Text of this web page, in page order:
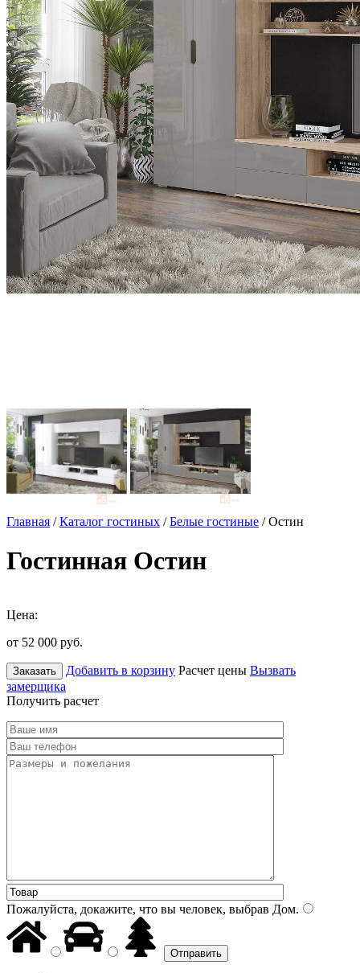
Главная /Каталог гостиных /Белые гостиные / Остин
Гостинная Остин
Цена:
от 52 000 руб.
Заказать Добавить в корзину Расчет цены Вызвать
замерщика
Получить расчет
Пожалуйста, докажите, что вы человек, выбрав Дом.